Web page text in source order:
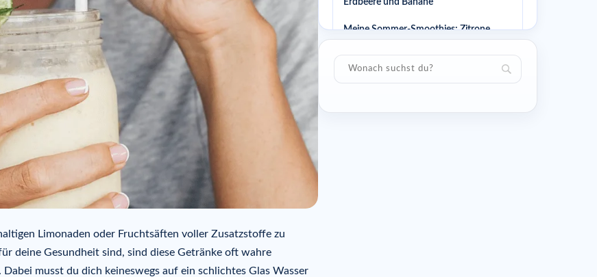
Limonaden oder Fruchtsäften voller Zusatzstoffe zu
deine Gesundheit sind, sind diese Getränke oft wahre
musst du dich keineswegs auf ein schlichtes Glas Wasser
Erdbeere und Banane
Meine Sommer-Smoothies: Zitrone,
Tomate, Sellerie
Ähnliche Artikel